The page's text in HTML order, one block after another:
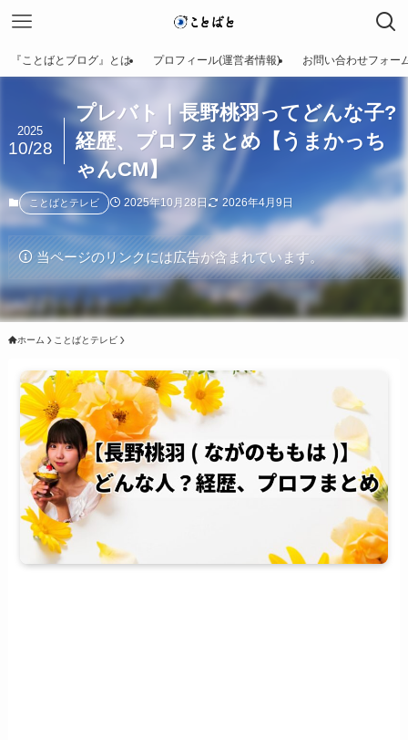
『ことばとブログ』とは プロフィール(運営者情報) お問い合わせフォー
プレバト｜長野桃羽ってどんな子?
経歴、プロフまとめ【うまかっち
ゃんCM】
2025
10/28
ことばとテレビ 2025年10月28日 2026年4月9日
当ページのリンクには広告が含まれています。
ホーム ことばとテレビ